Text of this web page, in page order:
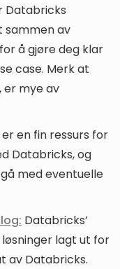
Databricks
sammen av
å gjøre deg klar
case. Merk at
er mye av
en fin ressurs for
Databricks, og
med eventuelle
Databricks’
lagt ut for
av Databricks.